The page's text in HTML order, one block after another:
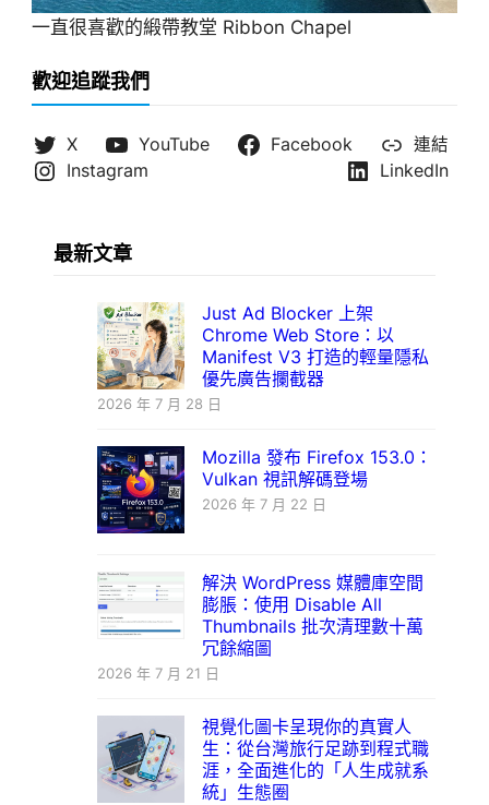
一直很喜歡的緞帶教堂 Ribbon Chapel
歡迎追蹤我們
X YouTube Facebook
連結
Instagram
LinkedIn
最新文章
Just Ad Blocker 上架
Chrome Web Store：以
Manifest V3 打造的輕量隱私
優先廣告攔截器
2026 年 7 月 28 日
Mozilla 發布 Firefox 153.0：
Vulkan 視訊解碼登場
2026 年 7 月 22 日
解決 WordPress 媒體庫空間
膨脹：使用 Disable All
Thumbnails 批次清理數十萬
冗餘縮圖
2026 年 7 月 21 日
視覺化圖卡呈現你的真實人
生：從台灣旅行足跡到程式職
涯，全面進化的「人生成就系
統」生態圈